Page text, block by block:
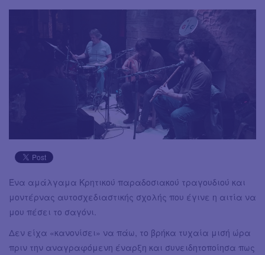
Ένα αμάλγαμα Κρητικού παραδοσιακού τραγουδιού και
μοντέρνας αυτοσχεδιαστικής σχολής που έγινε η αιτία να
μου πέσει το σαγόνι.
Δεν είχα «κανονίσει» να πάω, το βρήκα τυχαία μισή ώρα
πριν την αναγραφόμενη έναρξη και συνειδητοποίησα πως